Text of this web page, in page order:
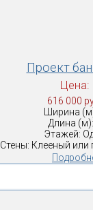
Проект
Цена:
616 000
Ширина
Длина
Этажей:
Стены: Клееный или